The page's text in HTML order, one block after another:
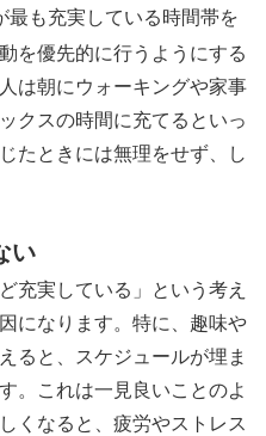
最も充実している時間帯を
を優先的に行うようにする
は朝にウォーキングや家事
クスの時間に充てるといっ
たときには無理をせず、し
い
充実している」という考え
になります。特に、趣味や
ると、スケジュールが埋ま
。これは一見良いことのよ
くなると、疲労やストレス